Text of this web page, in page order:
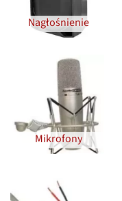
Nagłośnienie
Mikrofony